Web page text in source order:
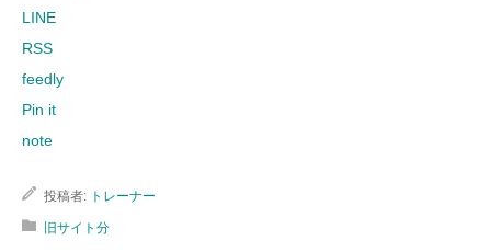
LINE
RSS
feedly
Pin it
note
投稿者: トレーナー
旧サイト分